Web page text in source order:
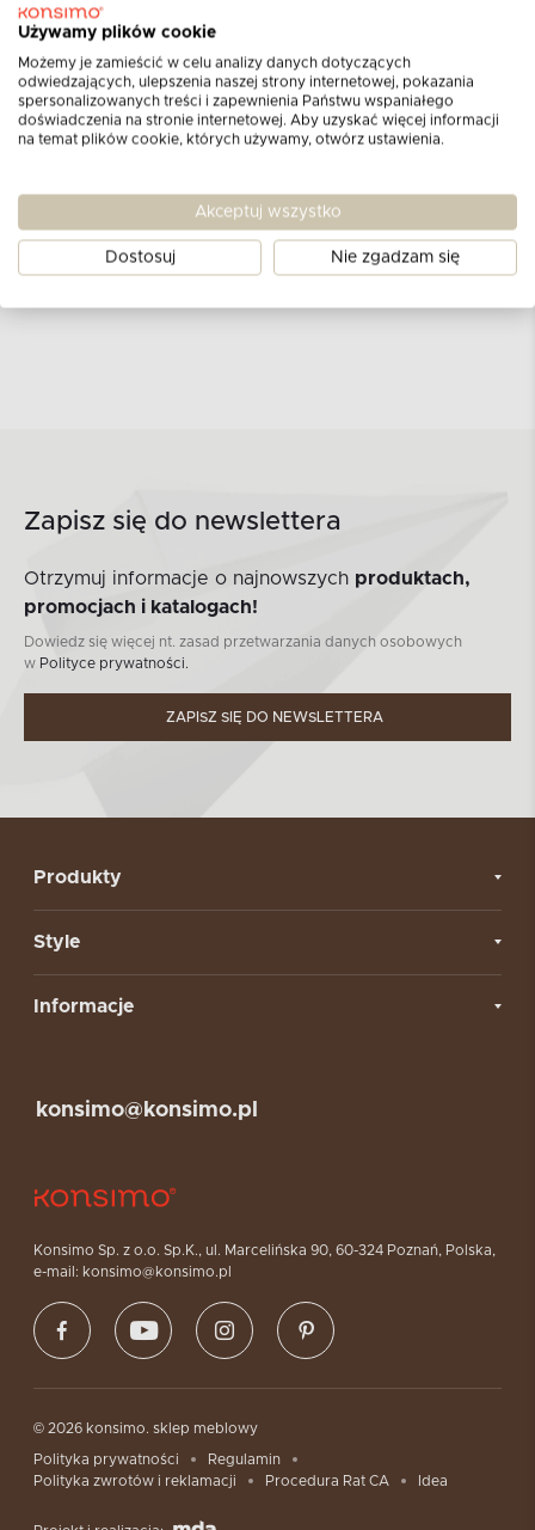
dla produktuŁyżka czerpadło
brązowy
DODAJ OPINIĘ
Zapisz się do newslettera
Otrzymuj informacje o najnowszych produktach,
promocjach i katalogach!
Dowiedz się więcej nt. zasad przetwarzania danych osobowych
w Polityce prywatności.
ZAPISZ SIĘ DO NEWSLETTERA
Produkty
Style
Informacje
Konsimo Sp. z o.o. Sp.K., ul. Marcelińska 90, 60-324 Poznań, Polska,
e-mail: konsimo@konsimo.pl
konsimo@konsimo.pl
© 2026 konsimo. sklep meblowy
Polityka prywatności
Regulamin
Polityka zwrotów i reklamacji
Procedura Rat CA Idea
Używamy plików cookie
Możemy je zamieścić w celu analizy danych dotyczących
odwiedzających, ulepszenia naszej strony internetowej, pokazania
spersonalizowanych treści i zapewnienia Państwu wspaniałego
doświadczenia na stronie internetowej. Aby uzyskać więcej informacji
na temat plików cookie, których używamy, otwórz ustawienia.
Akceptuj wszystko
Dostosuj Nie zgadzam się